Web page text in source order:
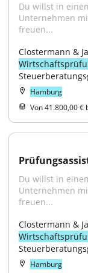
Du willst in
Unternehmen
freuen...
Hamburg
Von 41.800,00 €
Du willst in
Unternehmen
freuen...
Hamburg